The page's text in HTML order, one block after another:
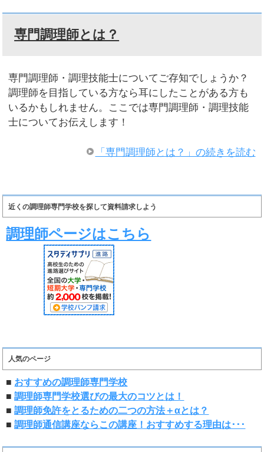
専門調理師とは？
専門調理師・調理技能士についてご存知でしょうか？
調理師を目指している方なら耳にしたことがある方も
いるかもしれません。ここでは専門調理師・調理技能
士についてお伝えします！
「専門調理師とは？」の続きを読む
近くの調理師専門学校を探して資料請求しよう
調理師ページはこちら
人気のページ
■ おすすめの調理師専門学校
■調理師専門学校選びの最大のコツとは！
■調理師免許をとるための二つの方法＋αとは？
■調理師通信講座ならこの講座！おすすめする理由は･･･